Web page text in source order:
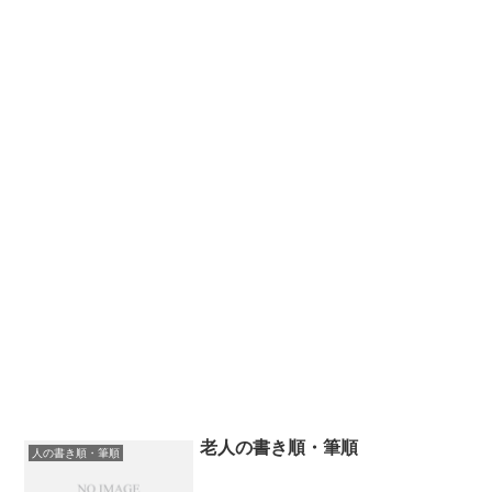
人の書き順・筆順 老人の書き順・筆順